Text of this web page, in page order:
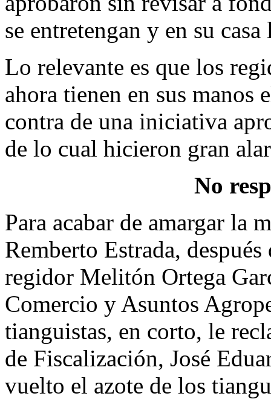
se entretengan y en su
Lo relevante es que los
ahora tienen en sus manos
contra de una iniciativa
de lo cual hicieron gran
No
Para acabar de amargar la
Remberto Estrada,
regidor Melitón Ortega
Comercio y Asuntos
tianguistas, en corto, le
de Fiscalización, José
vuelto el azote de los